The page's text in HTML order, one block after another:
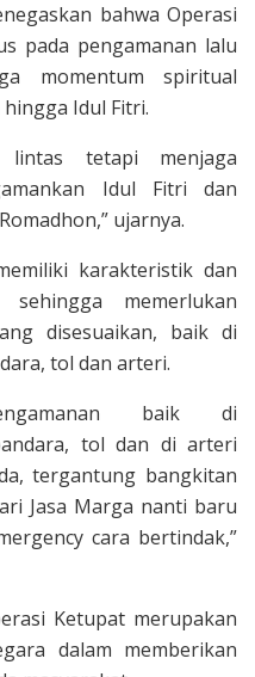
bahwa Operasi
pada pengamanan lalu
momentum spiritual
Idul Fitri.
tetapi menjaga
Idul Fitri dan
ujarnya.
karakteristik dan
memerlukan
disesuaikan, baik di
tol dan arteri.
baik di
tol dan di arteri
tergantung bangkitan
Jasa Marga nanti baru
cara bertindak,”
Ketupat merupakan
dalam memberikan